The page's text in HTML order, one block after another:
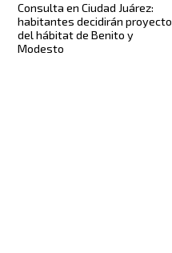
Consulta en Ciudad Juárez:
habitantes decidirán proyecto
del hábitat de Benito y
Modesto